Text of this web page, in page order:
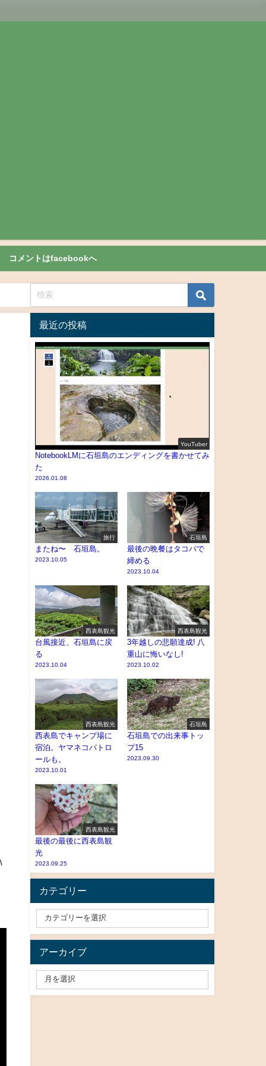
コメントはfacebookへ
最近の投稿
YouTuber
NotebookLMに石垣島のエンディングを書かせてみ
た
2026.01.08
旅行
またね〜 石垣島。
2023.10.05
石垣島
最後の晩餐はタコパで
締める
2023.10.04
西表島観光
台風接近、石垣島に戻
る
2023.10.04
西表島観光
3年越しの悲願達成! 八
重山に悔いなし!
2023.10.02
西表島観光
西表島でキャンプ場に
宿泊。ヤマネコパトロ
ールも。
2023.10.01
石垣島
石垣島での出来事トッ
プ15
2023.09.30
西表島観光
最後の最後に西表島観
光
2023.09.25
カテゴリー
アーカイブ